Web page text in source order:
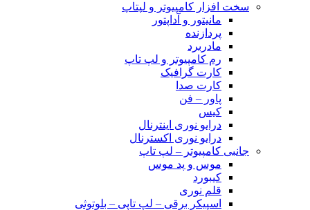
سخت افزار کامپیوتر و لپتاپ
مانیتور و آداپتور
پردازنده
مادربرد
رم کامپیوتر و لپ تاپ
کارت گرافیک
کارت صدا
پاور – فن
کیس
درایو نوری اینترنال
درایو نوری اکسترنال
جانبی کامپیوتر – لپ تاپ
موس و پد موس
کیبورد
قلم نوری
اسپیکر برقی – لپ تاپی – بلوتوثی